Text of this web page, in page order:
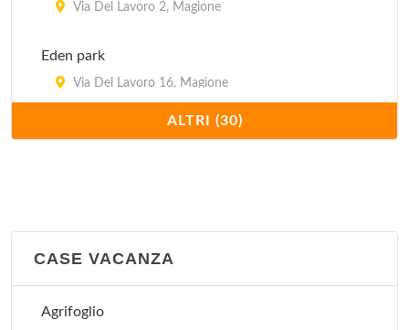
Via Del Lavoro 2, Magione
Eden park
Via Del Lavoro 16, Magione
Girasole
ALTRI (30)
CASE VACANZA
Agrifoglio